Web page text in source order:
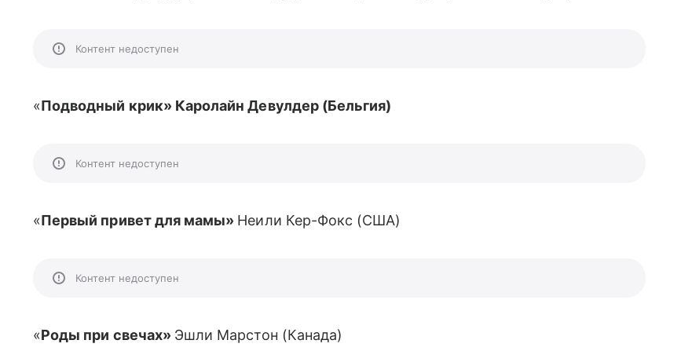
Контент недоступен
«Подводный крик» Каролайн Девулдер (Бельгия)
Контент недоступен
«Первый привет для мамы» Неили Кер-Фокс (США)
Контент недоступен
«Роды при свечах» Эшли Марстон (Канада)